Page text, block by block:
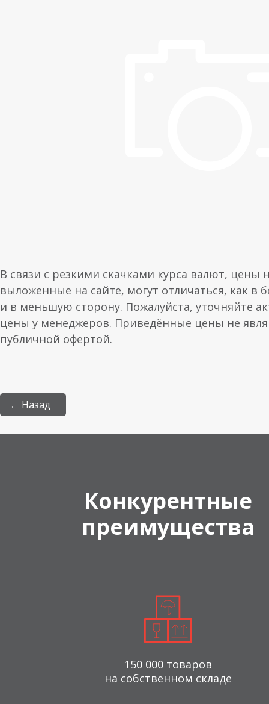
В связи с резкими скачками курса валют, цены
выложенные на сайте, могут отличаться, как в
и в меньшую сторону. Пожалуйста, уточняйте
цены у менеджеров. Приведённые цены не
публичной офертой.
← Назад
Конкурентные
преимущества
150 000 товаров
на собственном складе